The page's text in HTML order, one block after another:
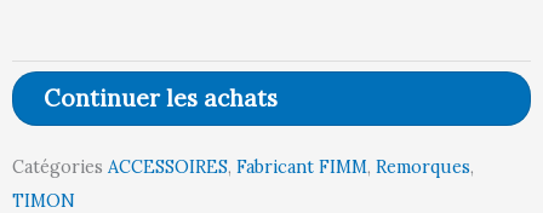
pour
mise
train
Continuer les achats
Catégories ACCESSOIRES, Fabricant FIMM, Remorques,
TIMON